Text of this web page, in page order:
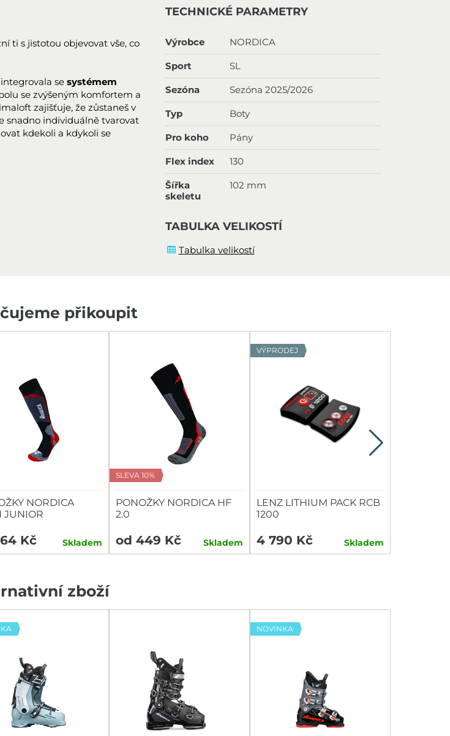
ti s jistotou objevovat vše, co
se systémem
se zvýšeným komfortem a
zajišťuje, že zůstaneš v
snadno individuálně tvarovat
kdekoli a kdykoli se
TECHNICKÉ PARAMETRY
Výrobce NORDICA
Sport SL
Sezóna Sezóna 2025/2026
Typ Boty
Pro koho Pány
Flex index 130
Šířka
skeletu
102 mm
TABULKA VELIKOSTÍ
Tabulka velikostí
přikoupit
NORDICA
JUNIOR
Kč Skladem
SLEVA 10%
PONOŽKY NORDICA HF
2.0
od 449 Kč Skladem
VÝPRODEJ
LENZ LITHIUM PACK RCB
1200
4 790 Kč Skladem
zboží
NOVINKA